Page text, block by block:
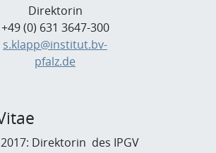
Direktorin
+49 (0) 631 3647-300
s.klapp@institut.bv-
pfalz.de
Direktorin des IPGV